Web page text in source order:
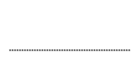
*************************************************